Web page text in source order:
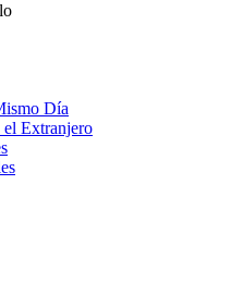
Día
el Extranjero